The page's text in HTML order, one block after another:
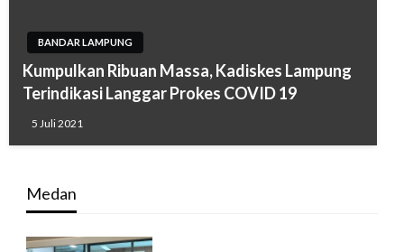
BANDAR LAMPUNG
Kumpulkan Ribuan Massa, Kadiskes Lampung
Terindikasi Langgar Prokes COVID 19
5 Juli 2021
Medan